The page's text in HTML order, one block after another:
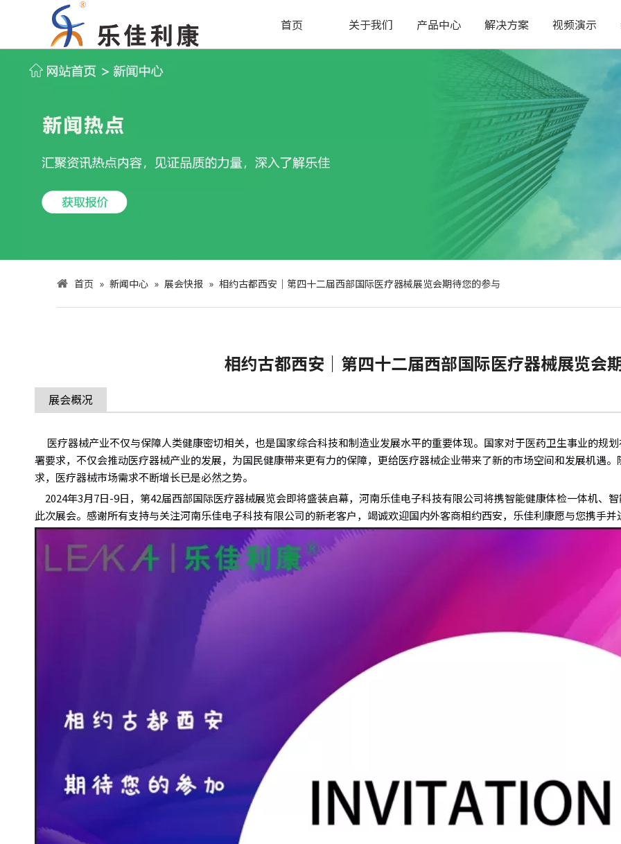
首页 关于我们 产品中心 解决方案 视频演示
首页 » 新闻中心 » 展会快报 » 相约古都西安｜第四十二届西部国际医疗器械展览会期待您的参与
相约古都西安｜第四十二届西部国际医疗器械展览会
展会概况
医疗器械产业不仅与保障人类健康密切相关，也是国家综合科技和制造业发展水平的重要体现。国家对于医药卫生事业的规
署要求，不仅会推动医疗器械产业的发展，为国民健康带来更有力的保障，更给医疗器械企业带来了新的市场空间和发展机遇
求，医疗器械市场需求不断增长已是必然之势。
2024年3月7日-9日，第42届西部国际医疗器械展览会即将盛装启幕，河南乐佳电子科技有限公司将携智能健康体检一体机、
此次展会。感谢所有支持与关注河南乐佳电子科技有限公司的新老客户，竭诚欢迎国内外客商相约西安，乐佳利康愿与您携手并